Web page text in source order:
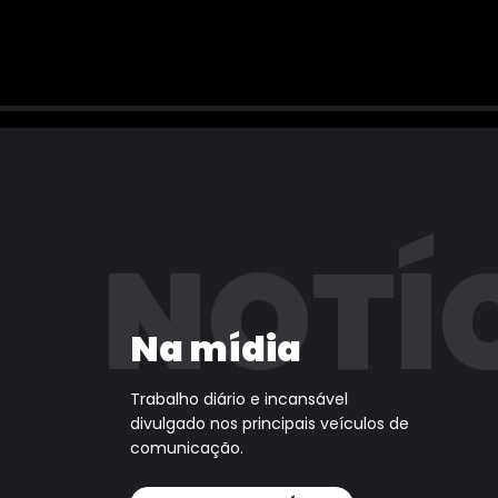
Na mídia
Trabalho diário e incansável
divulgado nos principais veículos de
comunicação.